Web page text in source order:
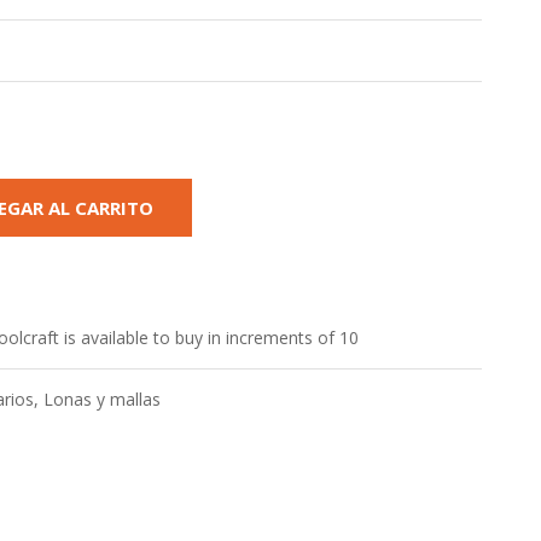
AL CARRITO
is available to buy in increments of 10
, Lonas y mallas